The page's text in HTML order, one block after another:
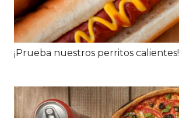
¡Prueba nuestros perritos calientes!